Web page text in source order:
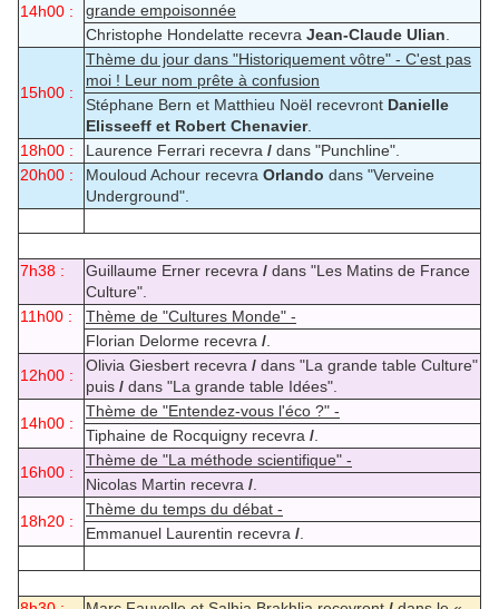
14h00 :
grande empoisonnée
Christophe Hondelatte recevra Jean-Claude Ulian
15h00 :
Thème du jour dans "Historiquement vôtre" - C'est pas
moi ! Leur nom prête à confusion
Stéphane Bern et Matthieu Noël recevront Danielle
Elisseeff et Robert Chenavier.
18h00 :
Laurence Ferrari recevra / dans "Punchline".
20h00 :
Mouloud Achour recevra Orlando dans "Verveine
Underground".
7h38 : Guillaume Erner recevra / dans "Les Matins de France
Culture".
11h00 :
Thème de "Cultures Monde" -
Florian Delorme recevra /
12h00 :
Olivia Giesbert recevra / dans "La grande table Culture"
puis / dans "La grande table Idées".
14h00 :
Thème de "Entendez-vous l'éco ?" -
Tiphaine de Rocquigny recevra /
16h00 :
Thème de "La méthode scientifique" -
Nicolas Martin recevra /
18h20 :
Thème du temps du débat -
Emmanuel Laurentin recevra /